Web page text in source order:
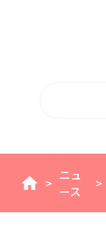
home
> ニュ
ース
>